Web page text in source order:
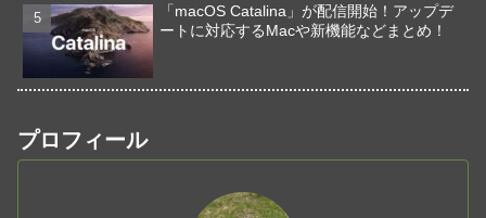
「macOS Catalina」が配信開始！アップデ
ートに対応するMacや新機能などまとめ！
プロフィール